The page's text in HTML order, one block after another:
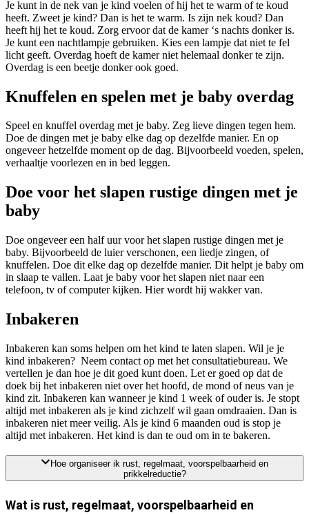
Je kunt in de nek van je kind voelen of hij het te warm of te koud
heeft. Zweet je kind? Dan is het te warm. Is zijn nek koud? Dan
heeft hij het te koud. Zorg ervoor dat de kamer ‘s nachts donker is.
Je kunt een nachtlampje gebruiken. Kies een lampje dat niet te fel
licht geeft. Overdag hoeft de kamer niet helemaal donker te zijn.
Overdag is een beetje donker ook goed.
Knuffelen en spelen met je baby overdag
Speel en knuffel overdag met je baby. Zeg lieve dingen tegen hem.
Doe de dingen met je baby elke dag op dezelfde manier. En op
ongeveer hetzelfde moment op de dag. Bijvoorbeeld voeden, spelen,
verhaaltje voorlezen en in bed leggen.
Doe voor het slapen rustige dingen met je
baby
Doe ongeveer een half uur voor het slapen rustige dingen met je
baby. Bijvoorbeeld de luier verschonen, een liedje zingen, of
knuffelen. Doe dit elke dag op dezelfde manier. Dit helpt je baby om
in slaap te vallen. Laat je baby voor het slapen niet naar een
telefoon, tv of computer kijken. Hier wordt hij wakker van.
Inbakeren
Inbakeren kan soms helpen om het kind te laten slapen. Wil je je
kind inbakeren? Neem contact op met het consultatiebureau. We
vertellen je dan hoe je dit goed kunt doen. Let er goed op dat de
doek bij het inbakeren niet over het hoofd, de mond of neus van je
kind zit. Inbakeren kan wanneer je kind 1 week of ouder is. Je stopt
altijd met inbakeren als je kind zichzelf wil gaan omdraaien. Dan is
inbakeren niet meer veilig. Als je kind 6 maanden oud is stop je
altijd met inbakeren. Het kind is dan te oud om in te bakeren.
Hoe organiseer ik rust, regelmaat, voorspelbaarheid en
prikkelreductie?
Wat is rust, regelmaat, voorspelbaarheid en